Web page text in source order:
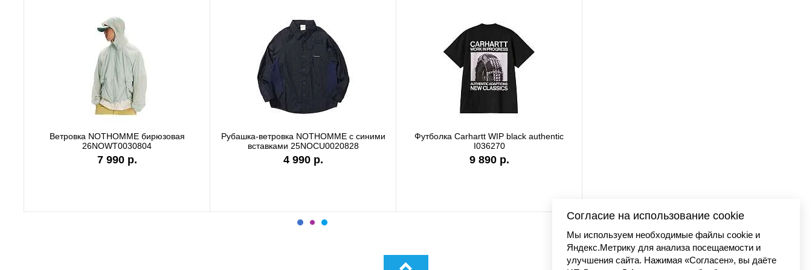
Футболка Carhartt WIP white I036244
7 990 р.
Футболка Carhartt WIP garment dyed
I036185
9 890 р.
Футболка Carhartt WIP stone washed
I036220
7 990 р.
Согласие на использование cookie
Мы используем необходимые файлы cookie и
Яндекс.Метрику для анализа посещаемости и
улучшения сайта. Нажимая «Согласен», вы даёте